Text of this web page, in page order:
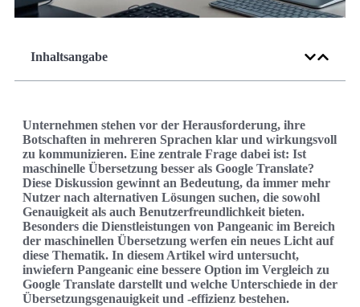
Inhaltsangabe
Unternehmen stehen vor der Herausforderung, ihre
Botschaften in mehreren Sprachen klar und wirkungsvoll
zu kommunizieren. Eine zentrale Frage dabei ist: Ist
maschinelle Übersetzung besser als Google Translate?
Diese Diskussion gewinnt an Bedeutung, da immer mehr
Nutzer nach alternativen Lösungen suchen, die sowohl
Genauigkeit als auch Benutzerfreundlichkeit bieten.
Besonders die Dienstleistungen von Pangeanic im Bereich
der maschinellen Übersetzung werfen ein neues Licht auf
diese Thematik. In diesem Artikel wird untersucht,
inwiefern Pangeanic eine bessere Option im Vergleich zu
Google Translate darstellt und welche Unterschiede in der
Übersetzungsgenauigkeit und -effizienz bestehen.